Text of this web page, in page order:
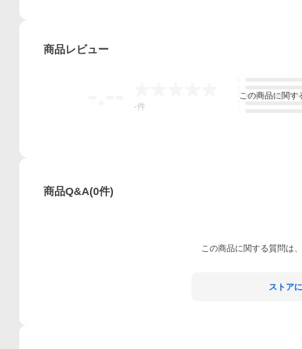
商品レビュー
-件
この商品に関す
商品Q&A(0件)
この商品に関する質問は
ストア